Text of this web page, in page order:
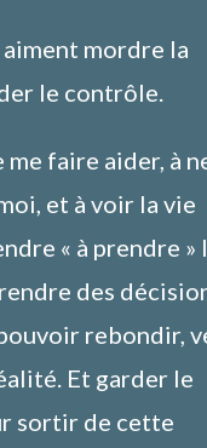
mordre la
le contrôle.
me faire aider, à
et à voir la vie
« à prendre »
des
rebondir,
Et garder le
sortir de cette